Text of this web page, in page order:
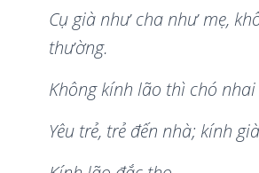
Cụ giànhưcha như mẹ,
thường.
Không kính lão thì chó nhai
Yêu trẻ, trẻ đến nhà; kính